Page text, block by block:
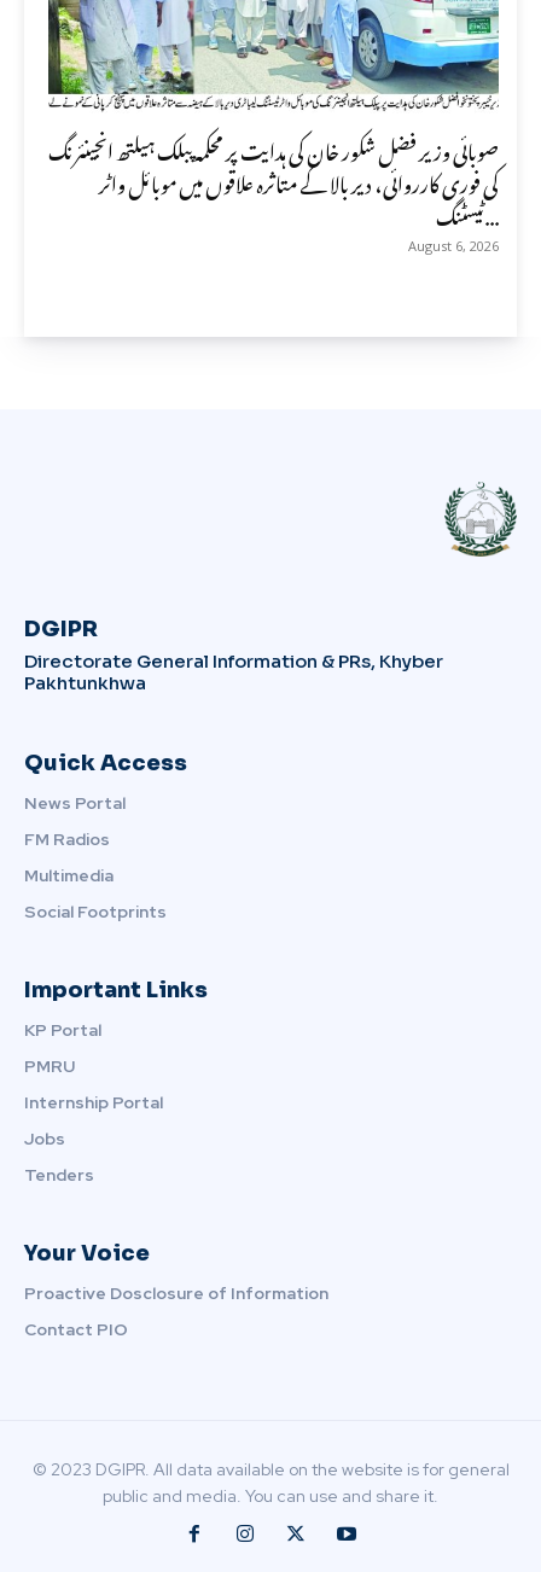
صوبائی وزیر فضل شکور خان کی ہدایت پر محکمہ پبلک ہیلتھ انجینئرنگ
کی فوری کارروائی، دیر بالا کے متاثرہ علاقوں میں موبائل واٹر
ٹیسٹنگ...
August 6, 2026
DGIPR
Directorate General Information & PRs, Khyber
Pakhtunkhwa
Quick Access
News Portal
FM Radios
Multimedia
Social Footprints
Important Links
KP Portal
PMRU
Internship Portal
Jobs
Tenders
Your Voice
Proactive Dosclosure of Information
Contact PIO
© 2023 DGIPR. All data available on the website is for general
public and media. You can use and share it.